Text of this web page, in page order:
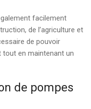
facilement
de l’agriculture et
de pouvoir
tout en maintenant un
de pompes